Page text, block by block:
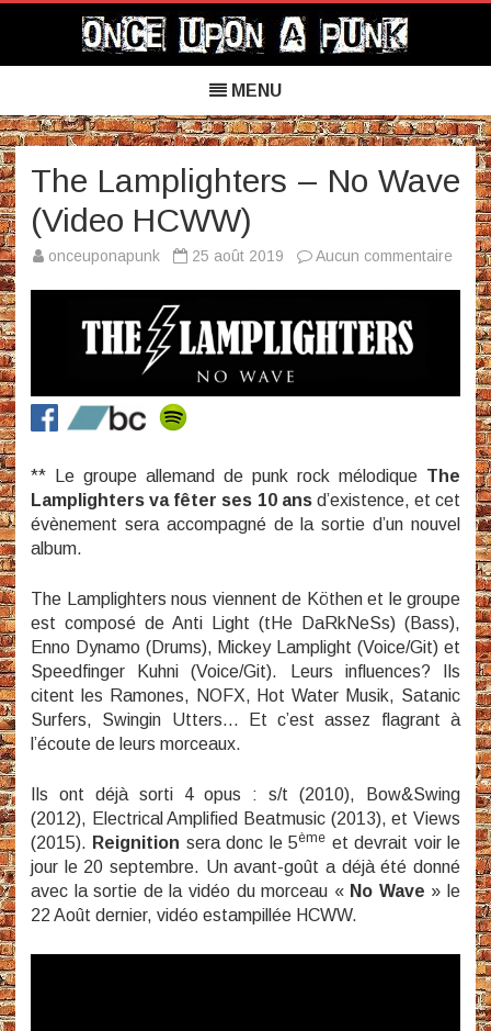
Once Upon a PunkSkip
to
content
MENU
The Lamplighters – No Wave
(Video HCWW)
onceuponapunk 25 août 2019 Aucun commentaire
The
Wave
** Le groupe allemand de punk rock mélodique The
Lamplighters va fêter ses 10 ansd’existence, et cet
évènement sera accompagné de la sortie d’un nouvel
album.
The Lamplighters nous viennent de Köthen et le groupe
est composé de Anti Light (tHe DaRkNeSs) (Bass),
Enno Dynamo (Drums), Mickey Lamplight (Voice/Git) et
Speedfinger Kuhni (Voice/Git). Leurs influences? Ils
citent les Ramones, NOFX, Hot Water Musik, Satanic
Surfers, Swingin Utters… Et c’est assez flagrant à
l’écoute de leurs morceaux.
Ils ont déjà sorti 4 opus : s/t (2010), Bow&Swing
(2012), Electrical Amplified Beatmusic (2013), et Views
(2015). Reignition sera donc le 5ème et devrait voir le
jour le 20 septembre. Un avant-goût a déjà été donné
avec la sortie de la vidéo du morceau « No Wave » le
22 Août dernier, vidéo estampillée HCWW.